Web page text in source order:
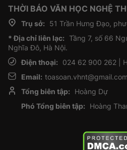
THỜI BÁO VĂN HỌC NGHỆ
Trụ sở:
51 Trần Hưng Đạo,
* Địa chỉ liên lạc: Tầng 7, số 66
Nghĩa Đô, Hà Nội.
Điện thoại:
024 62 900 262 |
Email: toasoan.vhnt@gmail.com
Tổng biên tập:
Hoàng Dự
Phó Tổng biên tập:
Hoàng